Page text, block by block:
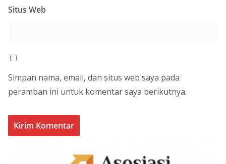
Situs Web
Simpan nama, email, dan situs web saya pada
peramban ini untuk komentar saya berikutnya.